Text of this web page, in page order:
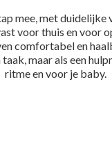
mee, met
voor thuis en voor
comfortabel en
maar als een
ritme en voor je baby.